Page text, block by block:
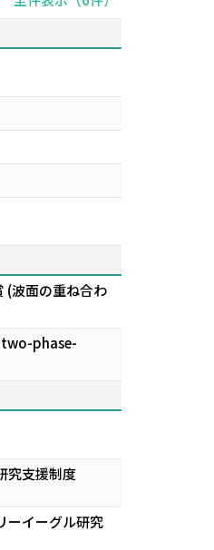
(波面の重ね合わ
two-phase-
究支援制度
ーイーグル研究